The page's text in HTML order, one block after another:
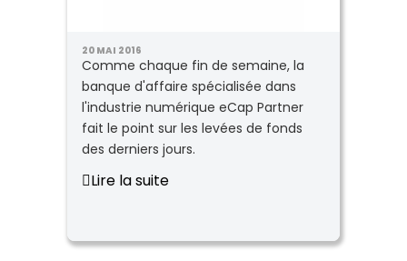
20 MAI 2016
Comme chaque fin de semaine, la
banque d'affaire spécialisée dans
l'industrie numérique eCap Partner
fait le point sur les levées de fonds
des derniers jours.
Lire la suite